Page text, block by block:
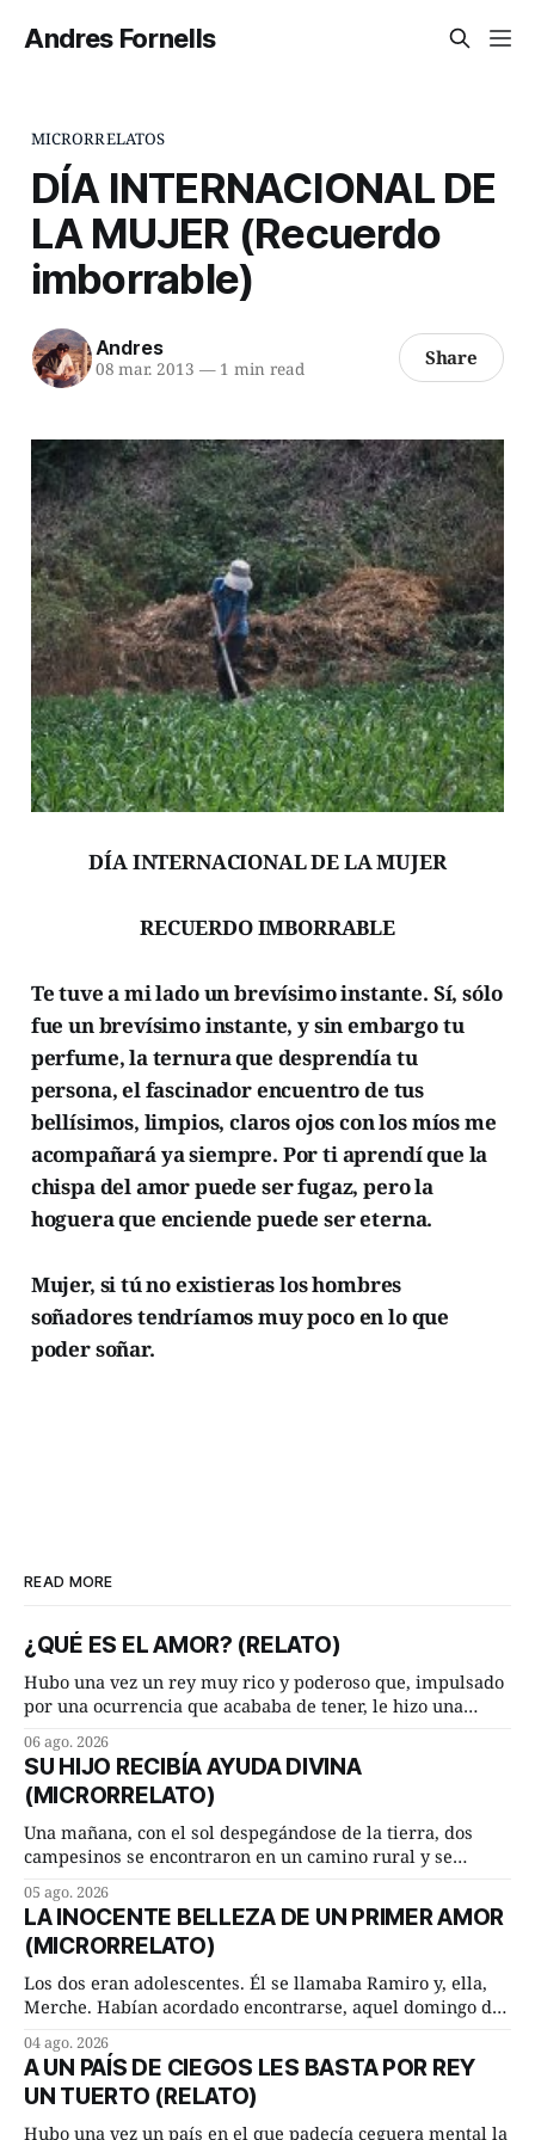
Andres Fornells
MICRORRELATOS
DÍA INTERNACIONAL DE
LA MUJER (Recuerdo
imborrable)
Andres
08 mar. 2013 —1 min read Share
DÍA INTERNACIONAL DE LA MUJER
RECUERDO IMBORRABLE
Te tuve a mi lado un brevísimo instante. Sí, sólo
fue un brevísimo instante, y sin embargo tu
perfume, la ternura que desprendía tu
persona, el fascinador encuentro de tus
bellísimos, limpios, claros ojos con los míos me
acompañará ya siempre. Por ti aprendí que la
chispa del amor puede ser fugaz, pero la
hoguera que enciende puede ser eterna.
Mujer, si tú no existieras los hombres
soñadores tendríamos muy poco en lo que
poder soñar.
READ MORE
¿QUÉ ES EL AMOR? (RELATO)
Hubo una vez un rey muy rico y poderoso que, impulsado
por una ocurrencia que acababa de tener, le hizo una
Dime, hombre sabio, ¿qué es el amor según tú? Su
consejero, que era muy prudente y astuto le respondió de
inmediato:
06 ago. 2026
SU HIJO RECIBÍA AYUDA DIVINA
(MICRORRELATO)
Una mañana, con el sol despegándose de la tierra, dos
campesinos se encontraron en un camino rural y se
remolachas, Manuel? —quiso saber uno. —Eso acabo de
hacer, Paco. ¿Cómo va ese maíz tuyo? --se interesó el otro.
—De momento mejor
05 ago. 2026
LA INOCENTE BELLEZA DE UN PRIMER AMOR
(MICRORRELATO)
Los dos eran adolescentes. Él se llamaba Ramiro y, ella,
Merche. Habían acordado encontrarse, aquel domingo de
lugar del río que debía este nombre a la pronunciada
curva que la corriente fluvial presentaba en aquel punto.
Habían dispuesto que
04 ago. 2026
A UN PAÍS DE CIEGOS LES BASTA POR REY
UN TUERTO (RELATO)
Hubo una vez un país en el que padecía ceguera mental la